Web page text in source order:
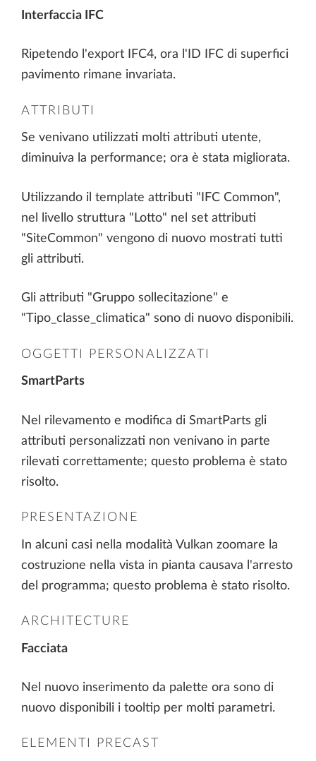
Interfaccia IFC
Ripetendo l'export IFC4, ora l'ID IFC di superfici
pavimento rimane invariata.
ATTRIBUTI
Se venivano utilizzati molti attributi utente,
diminuiva la performance; ora è stata migliorata.
Utilizzando il template attributi "IFC Common",
nel livello struttura "Lotto" nel set attributi
"SiteCommon" vengono di nuovo mostrati tutti
gli attributi.
Gli attributi "Gruppo sollecitazione" e
"Tipo_classe_climatica" sono di nuovo disponibili.
OGGETTI PERSONALIZZATI
SmartParts
Nel rilevamento e modifica di SmartParts gli
attributi personalizzati non venivano in parte
rilevati correttamente; questo problema è stato
risolto.
PRESENTAZIONE
In alcuni casi nella modalità Vulkan zoomare la
costruzione nella vista in pianta causava l'arresto
del programma; questo problema è stato risolto.
ARCHITECTURE
Facciata
Nel nuovo inserimento da palette ora sono di
nuovo disponibili i tooltip per molti parametri.
ELEMENTI PRECAST